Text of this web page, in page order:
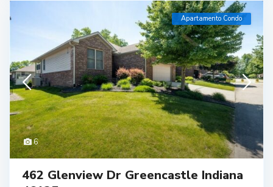
6
Apartamento Condo
462 Glenview Dr Greencastle Indiana